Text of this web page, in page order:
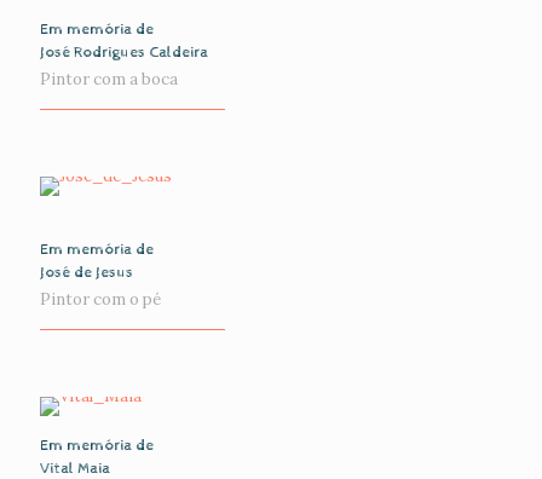
Em memória de
Vital Maia
Em memória de
José Rodrigues Caldeira
Pintor com a boca
Em memória de
José de Jesus
Pintor com o pé